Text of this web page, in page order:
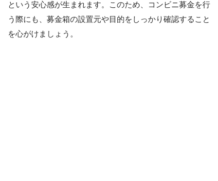
という安心感が生まれます。このため、コンビニ募金を行
う際にも、募金箱の設置元や目的をしっかり確認すること
を心がけましょう。